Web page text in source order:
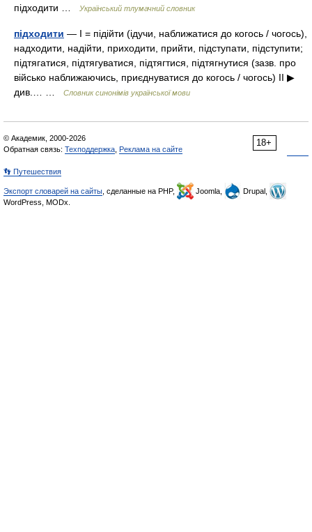
підходити …
Український тлумачний словник
підходити — I = підійти (ідучи, наближатися до когось / чогось),
надходити, надійти, приходити, прийти, підступати, підступити;
підтягатися, підтягуватися, підтягтися, підтягнутися (зазв. про
військо наближаючись, приєднуватися до когось / чогось) II ▶
див.… …
Словник синонімів української мови
18+
© Академик, 2000-2026
Обратная связь: Техподдержка Реклама на сайте
👣 Путешествия
Экспорт словарей на сайты , сделанные на PHP, Joomla,
Drupal,
WordPress, MODx.